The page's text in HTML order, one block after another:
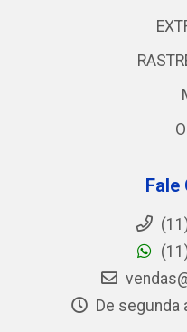
Fale
De segunda